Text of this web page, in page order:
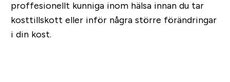
proffesionellt kunniga inom hälsa innan du tar
kosttillskott eller inför några större förändringar
i din kost.